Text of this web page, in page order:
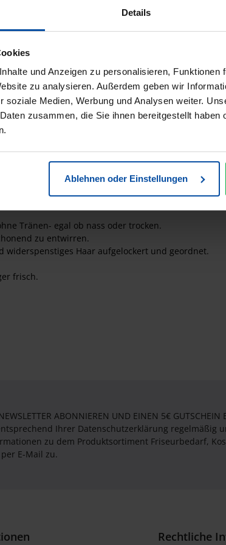
Details
und Anzeigen zu personalisieren, Funktionen
zu analysieren. Außerdem geben wir
soziale Medien, Werbung und Analysen weiter.
zusammen, die Sie ihnen bereitgestellt
Ablehnen oder Einstellungen
Zauberbürste
8106 - Pink
aus Acryl oder Natur pur aus Holz. Die
von Pflegemitteln. Dabei wird die Kopfhaut sanft
Haar aufgelockert und geordnet. Kein lästiges
Tränen- egal ob nass oder trocken.
zu entwirren.
Haar aufgelockert und geordnet.
frisch.
ABONNIEREN UND EINEN 5€
Ihrer Datenschutzerklärung regelmäßig
zu dem Produktsortiment Friseurbedarf,
E-Mail zu.
Rechtliche